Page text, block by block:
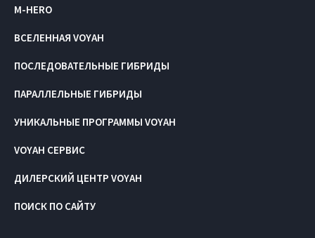
M-HERO
ПОИСК ПО САЙТУ
ВСЕЛЕННАЯ VOYAH
ПОСЛЕДОВАТЕЛЬНЫЕ ГИБРИДЫ
ПАРАЛЛЕЛЬНЫЕ ГИБРИДЫ
УНИКАЛЬНЫЕ ПРОГРАММЫ VOYAH
VOYAH СЕРВИС
ДИЛЕРСКИЙ ЦЕНТР VOYAH